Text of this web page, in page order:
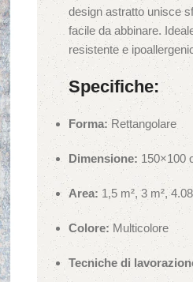
design astratto unisce
facile da abbinare.
resistente e
Specifiche:
Forma:Rettangolare
Dimensione: 150×100
Area: 1,5 m², 3 m²,
Colore: Multicolore
Tecniche di